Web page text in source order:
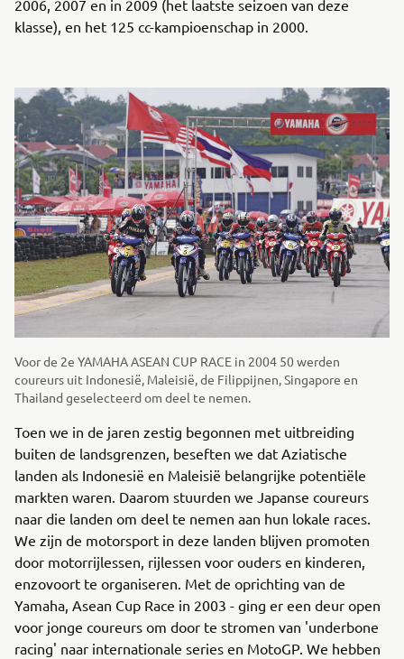
2006, 2007 en in 2009 (het laatste seizoen van deze
klasse), en het 125 cc-kampioenschap in 2000.
Voor de 2e YAMAHA ASEAN CUP RACE in 2004 50 werden
coureurs uit Indonesië, Maleisië, de Filippijnen, Singapore en
Thailand geselecteerd om deel te nemen.
Toen we in de jaren zestig begonnen met uitbreiding
buiten de landsgrenzen, beseften we dat Aziatische
landen als Indonesië en Maleisië belangrijke potentiële
markten waren. Daarom stuurden we Japanse coureurs
naar die landen om deel te nemen aan hun lokale races.
We zijn de motorsport in deze landen blijven promoten
door motorrijlessen, rijlessen voor ouders en kinderen,
enzovoort te organiseren. Met de oprichting van de
Yamaha, Asean Cup Race in 2003 - ging er een deur open
voor jonge coureurs om door te stromen van 'underbone
racing' naar internationale series en MotoGP. We hebben